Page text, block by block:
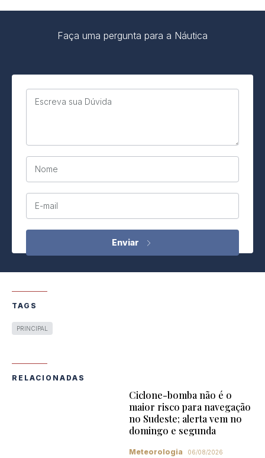
Faça uma pergunta para a Náutica
Escreva sua Dúvida
Nome
E-mail
TAGS
PRINCIPAL
RELACIONADAS
Ciclone-bomba não é o
maior risco para navegação
no Sudeste; alerta vem no
domingo e segunda
Meteorologia 06/08/2026